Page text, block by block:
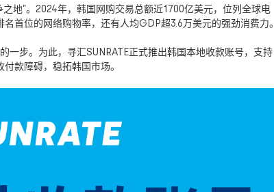
地”。2024年，韩国网购交易总额近1700亿美元，位列全球电
首位的网络购物率，还有人均GDP超3.6万美元的强劲消费力。
一步。为此，寻汇SUNRATE正式推出韩国本地收款账号，支持
款障碍，稳拓韩国市场。